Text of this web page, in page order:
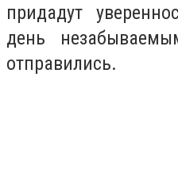
придадут
день
отправились.